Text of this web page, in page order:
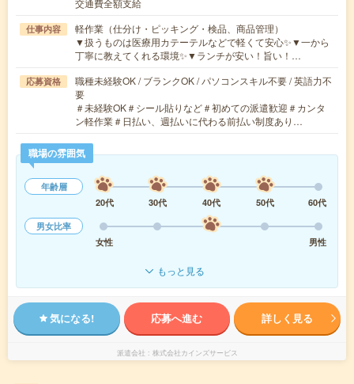
交通費全額支給
仕事内容
軽作業（仕分け・ピッキング・検品、商品管理）
▼扱うものは医療用カテーテルなどで軽くて安心✨▼一から
丁寧に教えてくれる環境✨▼ランチが安い！旨い！…
応募資格
職種未経験OK / ブランクOK / パソコンスキル不要 / 英語力不
要
＃未経験OK＃シール貼りなど＃初めての派遣歓迎＃カンタ
ン軽作業＃日払い、週払いに代わる前払い制度あり…
職場の雰囲気
年齢層
20代
30代 40代 50代
60代
男女比率
女性
男性
もっと見る
気になる! 応募へ進む 詳しく見る
派遣会社 株式会社カインズサービス